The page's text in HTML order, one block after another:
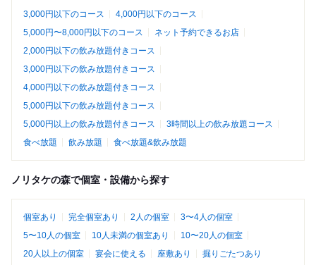
3,000円以下のコース
4,000円以下のコース
5,000円〜8,000円以下のコース
ネット予約できるお店
2,000円以下の飲み放題付きコース
3,000円以下の飲み放題付きコース
4,000円以下の飲み放題付きコース
5,000円以下の飲み放題付きコース
5,000円以上の飲み放題付きコース
3時間以上の飲み放題コース
食べ放題
飲み放題 食べ放題&飲み放題
ノリタケの森で個室・設備から探す
個室あり 完全個室あり 2人の個室
3〜4人の個室
5〜10人の個室
10人未満の個室あり
10〜20人の個室
20人以上の個室
宴会に使える 座敷あり 掘りごたつあり